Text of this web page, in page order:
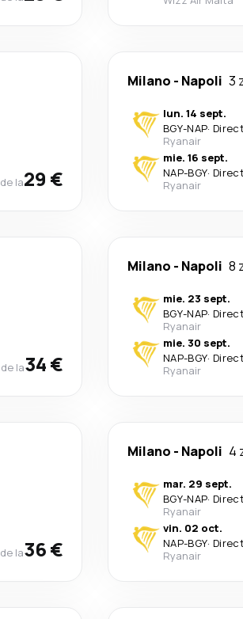
de la29 €
Milano - Napoli 3
lun. 14 sept.
BGY-NAP· Direct
Ryanair
mie. 16 sept.
NAP-BGY· Direct
Ryanair
de la34 €
Milano - Napoli 8
mie. 23 sept.
BGY-NAP· Direct
Ryanair
mie. 30 sept.
NAP-BGY· Direct
Ryanair
de la36 €
Milano - Napoli 4
mar. 29 sept.
BGY-NAP· Direct
Ryanair
vin. 02 oct.
NAP-BGY· Direct
Ryanair